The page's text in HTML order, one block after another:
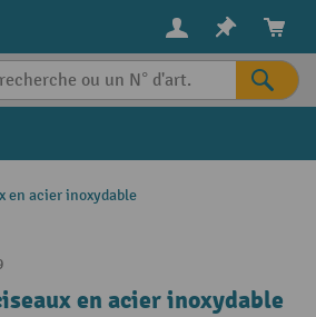
en acier inoxydable
en acier inoxydable